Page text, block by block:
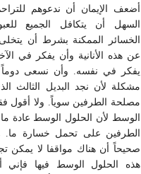
أضعف الإيمان أن ندعوهم
السهل أن يتكافل الجميع
الخسائر الممكنة بشرط أن
عن هذه الأنانية وأن يفكر في
يفكر في نفسه. وأن نسعى
مشكلة لأن نجد البديل الثالث
مصلحة الطرفين سوياً. ولا أقول
الوسط لأن الحلول الوسط عادة ما
الطرفين على تحمل خسارة ما.
صحيحاً أن هناك مواقفا لا يمكن
هذه الحلول الوسط فيها فإني